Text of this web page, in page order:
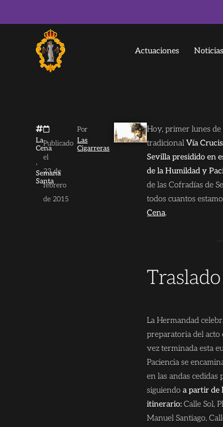
Actuaciones Noticias
La
Cena
,
Semana
Santa
Publicado
el
23 de
febrero
de 2015
Por
Las
Cigarreras
Hoy, primer lunes de
tradicionalVía
Sevilla presidido en
de la Humildad y
de las Cofradías de
todos cuantos
Cena.
La Hermandad
preparatoria del
vez terminada esta
Paciencia se
en las andas
siguiendoa partir de
itinerario: Calle Sol,
Manuel Santiago,